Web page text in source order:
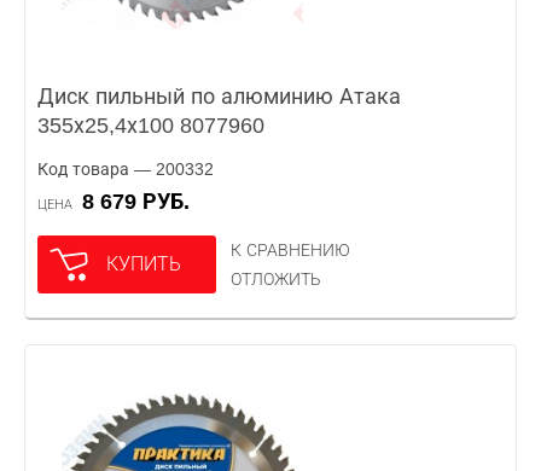
Диск пильный по алюминию Атака
355х25,4х100 8077960
Код товара — 200332
ЦЕНА 8 679 РУБ.
КУПИТЬ
К СРАВНЕНИЮ
ОТЛОЖИТЬ